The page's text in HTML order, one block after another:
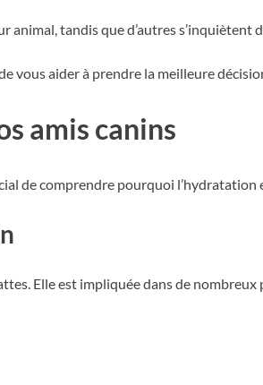
tandis que d’autres s’inquiètent
vous aider à prendre la meilleure
amis canins
de comprendre pourquoi
Elle est impliquée dans de